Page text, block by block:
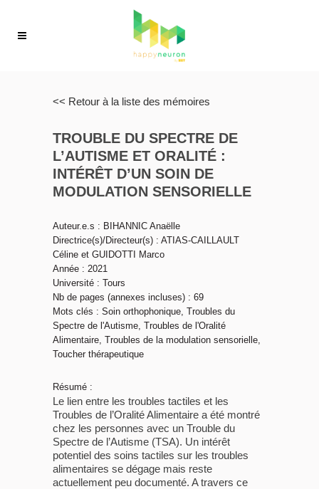
<< Retour à la liste des mémoires
TROUBLE DU SPECTRE DE
L’AUTISME ET ORALITÉ :
INTÉRÊT D’UN SOIN DE
MODULATION SENSORIELLE
Auteur.e.s : BIHANNIC Anaëlle
Directrice(s)/Directeur(s) : ATIAS-CAILLAULT
Céline et GUIDOTTI Marco
Année : 2021
Université : Tours
Nb de pages (annexes incluses) : 69
Mots clés : Soin orthophonique, Troubles du
Spectre de l'Autisme, Troubles de l'Oralité
Alimentaire, Troubles de la modulation sensorielle,
Toucher thérapeutique
Résumé :
Le lien entre les troubles tactiles et les
Troubles de l’Oralité Alimentaire a été montré
chez les personnes avec un Trouble du
Spectre de l’Autisme (TSA). Un intérêt
potentiel des soins tactiles sur les troubles
alimentaires se dégage mais reste
actuellement peu documenté. A travers ce